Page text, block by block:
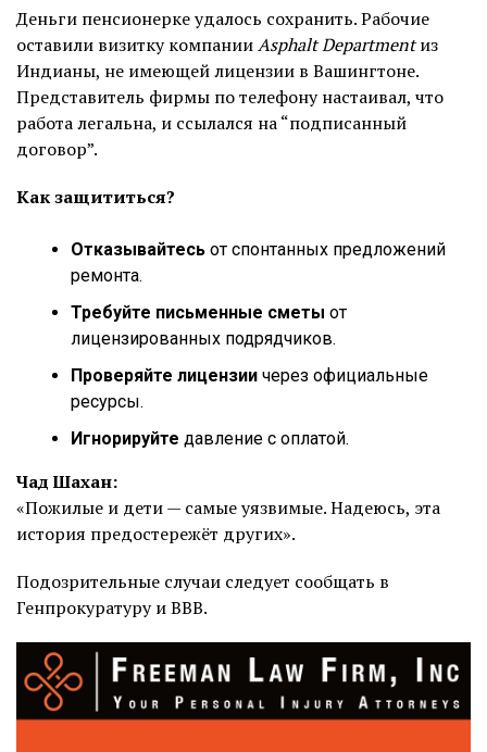
Деньги пенсионерке удалось сохранить. Рабочие
оставили визитку компанииAsphalt Departmentиз
Индианы, не имеющей лицензии в Вашингтоне.
Представитель фирмы по телефону настаивал, что
работа легальна, и ссылался на “подписанный
договор”.
Как защититься?
Отказывайтесь от спонтанных предложений
ремонта.
Требуйте письменные сметы от
лицензированных подрядчиков.
Проверяйте лицензии через официальные
ресурсы.
Игнорируйте давление с оплатой.
Чад Шахан:
«Пожилые и дети — самые уязвимые. Надеюсь, эта
история предостережёт других».
Подозрительные случаи следует сообщать в
Генпрокуратуру и BBB.